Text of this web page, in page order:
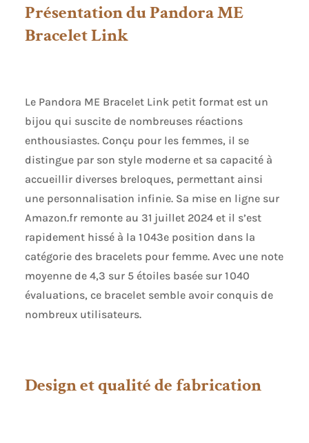
supérieure : Les
l’or rose 14 carats,
conçus pour la
un port longue durée
Styling de bijoux
personnalisé : Créez
des associations
uniques en
superposant des
bracelets ou en
ajoutant des charms
compatibles pour
refléter votre style
personnel, vos
ces styles de
bracelets se portent
Présentation du Pandora ME
Bracelet Link
Le Pandora ME Bracelet Link petit format est un
bijou qui suscite de nombreuses réactions
enthousiastes. Conçu pour les femmes, il se
distingue par son style moderne et sa capacité à
accueillir diverses breloques, permettant ainsi
une personnalisation infinie. Sa mise en ligne sur
Amazon.fr remonte au 31 juillet 2024 et il s’est
rapidement hissé à la 1 043e position dans la
catégorie des bracelets pour femme. Avec une note
moyenne de 4,3 sur 5 étoiles basée sur 1 040
évaluations, ce bracelet semble avoir conquis de
nombreux utilisateurs.
Design et qualité de fabrication